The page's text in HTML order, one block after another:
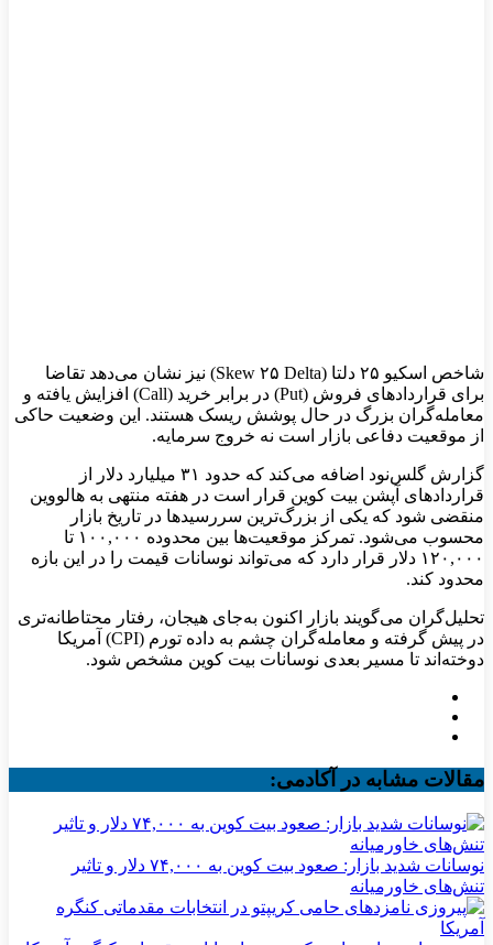
شاخص اسکیو ۲۵ دلتا (Skew ۲۵ Delta) نیز نشان می‌دهد تقاضا
برای قراردادهای فروش (Put) در برابر خرید (Call) افزایش یافته و
معامله‌گران بزرگ در حال پوشش ریسک هستند. این وضعیت حاکی
از موقعیت دفاعی بازار است نه خروج سرمایه.
گزارش گلس‌نود اضافه می‌کند که حدود ۳۱ میلیارد دلار از
قراردادهای آپشن بیت‌ کوین قرار است در هفته منتهی به هالووین
منقضی شود که یکی از بزرگ‌ترین سررسیدها در تاریخ بازار
محسوب می‌شود. تمرکز موقعیت‌ها بین محدوده ۱۰۰,۰۰۰ تا
۱۲۰,۰۰۰ دلار قرار دارد که می‌تواند نوسانات قیمت را در این بازه
محدود کند.
تحلیل‌گران می‌گویند بازار اکنون به‌جای هیجان، رفتار محتاطانه‌تری
در پیش گرفته و معامله‌گران چشم به داده تورم (CPI) آمریکا
دوخته‌اند تا مسیر بعدی نوسانات بیت‌ کوین مشخص شود.
مقالات مشابه در آکادمی:
نوسانات شدید بازار: صعود بیت کوین به ۷۴,۰۰۰ دلار و تاثیر
تنش‌های خاورمیانه